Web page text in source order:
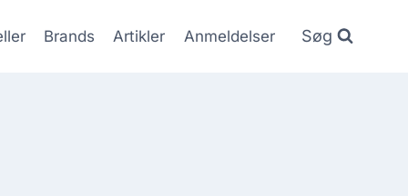
Brands Artikler Anmeldelser Søg